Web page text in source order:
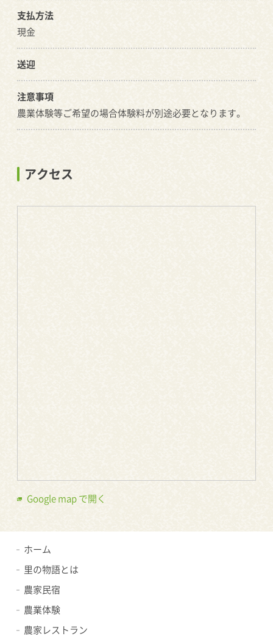
支払方法
現金
送迎
注意事項
農業体験等ご希望の場合体験料が別途必要となります。
アクセス
Google map で開く
ホーム
里の物語とは
農家民宿
農業体験
農家レストラン